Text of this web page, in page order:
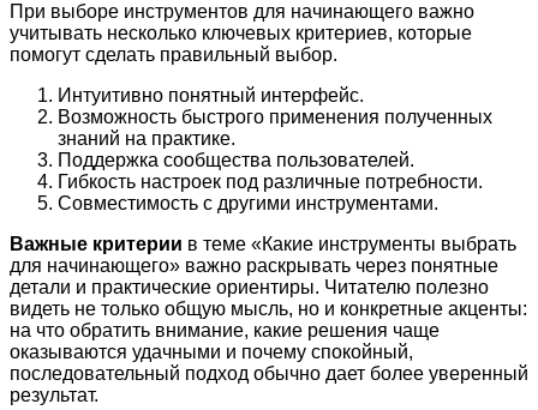
При выборе инструментов для начинающего важно
учитывать несколько ключевых критериев, которые
помогут сделать правильный выбор.
Интуитивно понятный интерфейс.
Возможность быстрого применения полученных
знаний на практике.
Поддержка сообщества пользователей.
Гибкость настроек под различные потребности.
Совместимость с другими инструментами.
Важные критерии в теме «Какие инструменты выбрать
для начинающего» важно раскрывать через понятные
детали и практические ориентиры. Читателю полезно
видеть не только общую мысль, но и конкретные акценты:
на что обратить внимание, какие решения чаще
оказываются удачными и почему спокойный,
последовательный подход обычно дает более уверенный
результат.